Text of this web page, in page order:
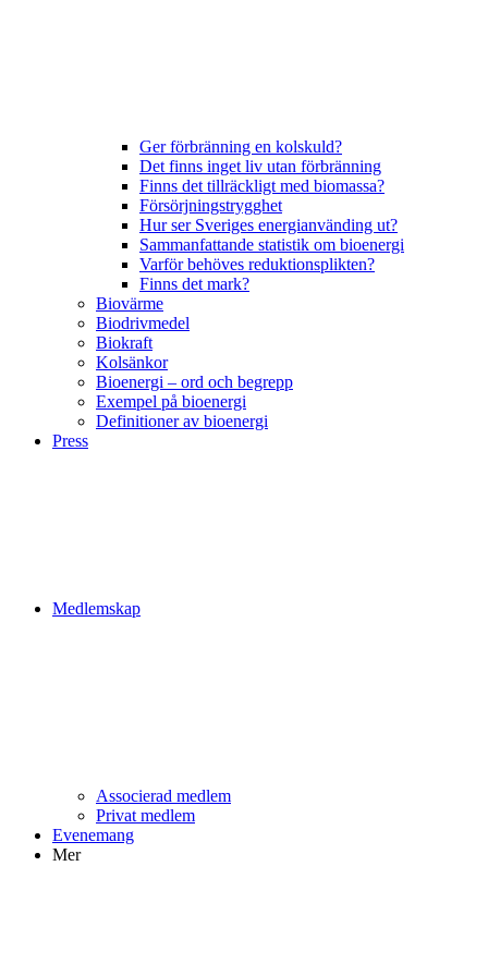
Ger förbränning en kolskuld?
Det finns inget liv utan förbränning
Finns det tillräckligt med biomassa?
Försörjningstrygghet
Hur ser Sveriges energianvänding ut?
Sammanfattande statistik om bioenergi
Varför behöves reduktionsplikten?
Finns det mark?
Biovärme
Biodrivmedel
Biokraft
Kolsänkor
Bioenergi – ord och begrepp
Exempel på bioenergi
Definitioner av bioenergi
Press
Medlemskap
Associerad medlem
Privat medlem
Evenemang
Mer